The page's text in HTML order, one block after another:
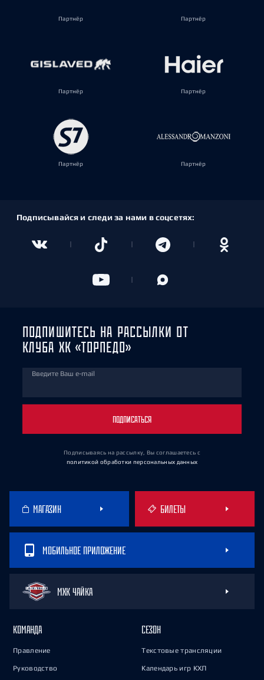
Партнёр Партнёр
Партнёр Партнёр
Партнёр Партнёр
Подписывайся и следи за нами в соцсетях:
ПОДПИШИТЕСЬ НА РАССЫЛКИ ОТ
КЛУБА ХК «ТОРПЕДО»
Введите Ваш e-mail
ПОДПИСАТЬСЯ
Подписываясь на рассылку, Вы соглашаетесь с
политикой обработки персональных данных
МАГАЗИН БИЛЕТЫ
МОБИЛЬНОЕ ПРИЛОЖЕНИЕ
МХК ЧАЙКА
КОМАНДА
Правление
Руководство
СЕЗОН
Текстовые трансляции
Календарь игр КХЛ